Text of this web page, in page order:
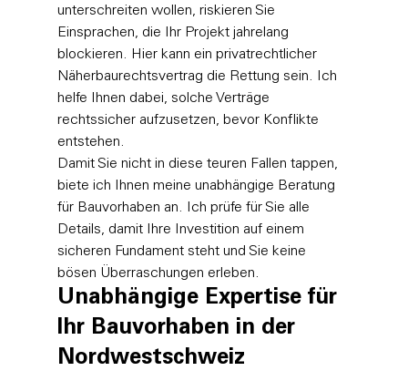
unterschreiten wollen, riskieren Sie
Einsprachen, die Ihr Projekt jahrelang
blockieren. Hier kann ein privatrechtlicher
Näherbaurechtsvertrag die Rettung sein. Ich
helfe Ihnen dabei, solche Verträge
rechtssicher aufzusetzen, bevor Konflikte
entstehen.
Damit Sie nicht in diese teuren Fallen tappen,
biete ich Ihnen meine unabhängige Beratung
für Bauvorhaben an. Ich prüfe für Sie alle
Details, damit Ihre Investition auf einem
sicheren Fundament steht und Sie keine
bösen Überraschungen erleben.
Unabhängige Expertise für
Ihr Bauvorhaben in der
Nordwestschweiz